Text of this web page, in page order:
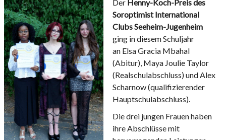
Der Henny-Koch-Preis des
Soroptimist International
Clubs Seeheim-Jugenheim
ging in diesem Schuljahr
an Elsa Gracia Mbahal
(Abitur), Maya Joulie Taylor
(Realschulabschluss) und Alex
Scharnow (qualifizierender
Hauptschulabschluss).
Die drei jungen Frauen haben
ihre Abschlüsse mit